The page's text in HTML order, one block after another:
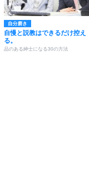
自分磨き
自慢と説教はできるだけ控え
る。
品のある紳士になる30の方法